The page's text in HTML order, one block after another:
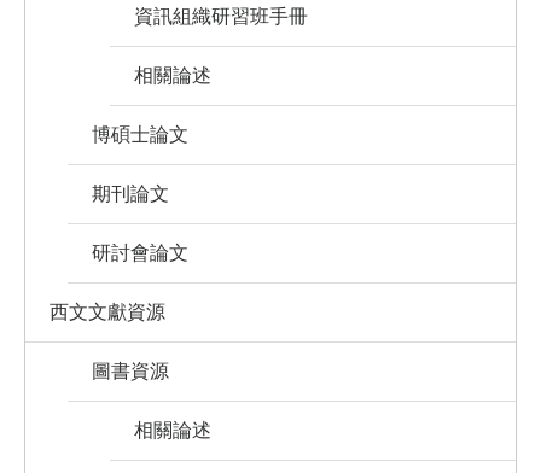
資訊組織研習班手冊
相關論述
博碩士論文
期刊論文
研討會論文
西文文獻資源
圖書資源
相關論述